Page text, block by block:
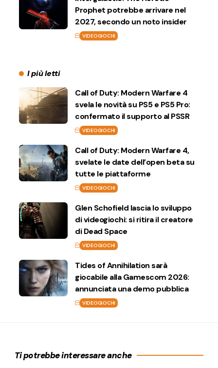
Prophet potrebbe arrivare nel
2027, secondo un noto insider
VIDEOGIOCHI
I più letti
Call of Duty: Modern Warfare 4
svela le novità su PS5 e PS5 Pro:
confermato il supporto al PSSR
VIDEOGIOCHI
Call of Duty: Modern Warfare 4,
svelate le date dell’open beta su
tutte le piattaforme
VIDEOGIOCHI
Glen Schofield lascia lo sviluppo
di videogiochi: si ritira il creatore
di Dead Space
VIDEOGIOCHI
Tides of Annihilation sarà
giocabile alla Gamescom 2026:
annunciata una demo pubblica
VIDEOGIOCHI
Ti potrebbe interessare anche